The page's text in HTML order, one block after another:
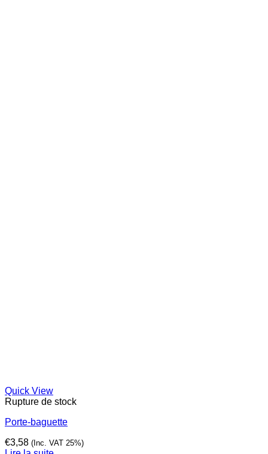
Quick View
Rupture de stock
Porte-baguette
€3,58 (Inc. VAT 25%)